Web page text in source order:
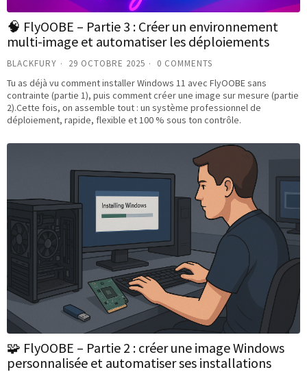
🧠 FlyOOBE – Partie 3 : Créer un environnement
multi-image et automatiser les déploiements
BLACKFURY 29 OCTOBRE 2025 0 COMMENTS
Tu as déjà vu comment installer Windows 11 avec FlyOOBE sans
contrainte (partie 1), puis comment créer une image sur mesure (partie
2).Cette fois, on assemble tout : un système professionnel de
déploiement, rapide, flexible et 100 % sous ton contrôle.
🧩 FlyOOBE – Partie 2 : créer une image Windows
personnalisée et automatiser ses installations